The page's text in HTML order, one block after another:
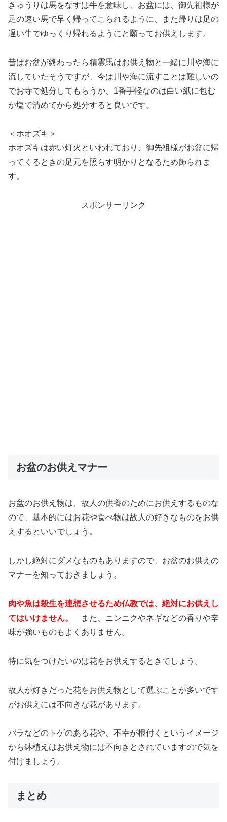
きゅうりは馬をなすは牛を意味し、お盆には、御先祖様が
足の速い馬で早く帰ってこられるように、また帰りは足の
遅い牛でゆっくり帰れるようにと願ってお供えします。
昔はお盆が終わったら精霊馬はお供え物と一緒に川や海に
流していたそうですが、今は川や海に流すことは難しいの
でお寺で処分してもらうか、1番手軽なのは白い紙に包む
か塩で清めてから処分すると良いです。
＜ホオズキ＞
ホオズキは赤い灯火といわれており、御先祖様がお盆に帰
ってくるときの足元を照らす明かりとなるため飾られま
す。
スポンサーリンク
お盆のお供えマナー
お盆のお供え物は、故人の供養のためにお供えするものな
ので、基本的にはお花や食べ物は故人の好きなものをお供
えするといいでしょう。
しかし絶対にダメなものもありますので、お盆のお供えの
マナーを知っておきましょう。
肉や魚は殺生を連想させるため仏教では、絶対にお供えし
てはいけません。
また、ニンニクやネギなどの香りや辛
味が強いものもよくありません。
特に気をつけたいのは花をお供えするときでしょう。
故人が好きだった花をお供え物として選ぶことが多いです
がお供えには不向きな花があります。
バラなどのトゲのある花や、不幸が根付くというイメージ
から鉢植えはお供え物には不向きとされていますので気を
付けましょう。
まとめ